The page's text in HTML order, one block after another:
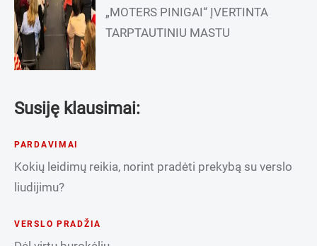
„MOTERS PINIGAI“ ĮVERTINTA
TARPTAUTINIU MASTU
Susiję klausimai:
PARDAVIMAI
Kokių leidimų reikia, norint pradėti prekybą su verslo
liudijimu?
VERSLO PRADŽIA